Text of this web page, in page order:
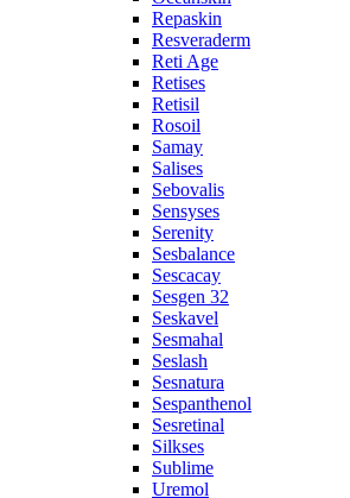
Repaskin
Resveraderm
Reti Age
Retises
Retisil
Rosoil
Samay
Salises
Sebovalis
Sensyses
Serenity
Sesbalance
Sescacay
Sesgen 32
Seskavel
Sesmahal
Seslash
Sesnatura
Sespanthenol
Sesretinal
Silkses
Sublime
Uremol